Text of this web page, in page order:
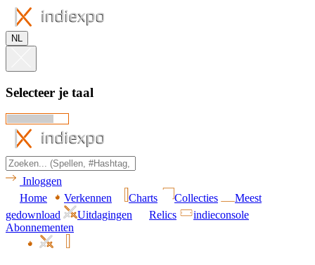
NL
Selecteer je taal
Inloggen
Home
Verkennen Charts Collecties
Meest
gedownload
Uitdagingen Relics
indieconsole
Abonnementen